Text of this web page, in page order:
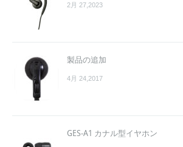
2月 27,2023
製品の追加
4月 24,2017
GES-A1 カナル型イヤホン